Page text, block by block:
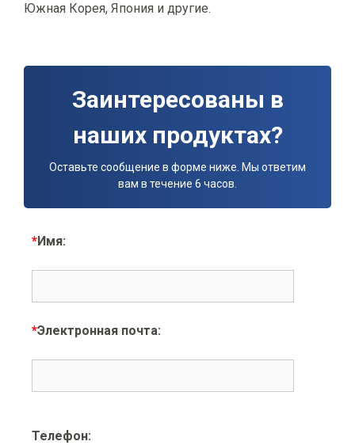
Южная Корея, Япония и другие.
Заинтересованы в
наших продуктах?
Оставьте сообщение в форме ниже. Мы ответим
вам в течение 6 часов.
*Имя:
*Электронная почта:
Телефон: